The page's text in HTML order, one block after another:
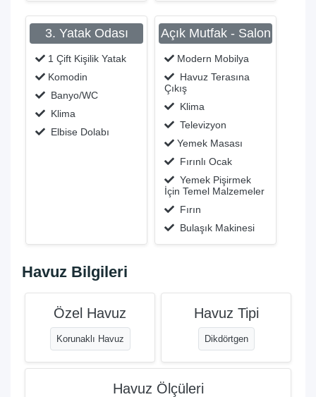
3. Yatak Odası
1 Çift Kişilik Yatak
Komodin
Banyo/WC
Klima
Elbise Dolabı
Açık Mutfak - Salon
Modern Mobilya
Havuz Terasına
Çıkış
Klima
Televizyon
Yemek Masası
Fırınlı Ocak
Yemek Pişirmek
İçin Temel Malzemeler
Fırın
Bulaşık Makinesi
Havuz Bilgileri
Özel Havuz
Korunaklı Havuz
Havuz Tipi
Dikdörtgen
Havuz Ölçüleri